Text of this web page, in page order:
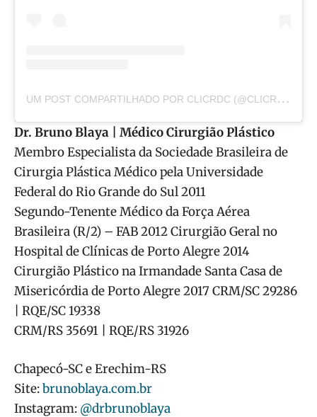
U
M POST COMPARTILHADO POR CLICRDC (@CLICRDC)
Dr. Bruno Blaya | Médico Cirurgião Plástico
Membro Especialista da Sociedade Brasileira de
Cirurgia Plástica Médico pela Universidade
Federal do Rio Grande do Sul 2011
Segundo-Tenente Médico da Força Aérea
Brasileira (R/2) – FAB 2012 Cirurgião Geral no
Hospital de Clínicas de Porto Alegre 2014
Cirurgião Plástico na Irmandade Santa Casa de
Misericórdia de Porto Alegre 2017 CRM/SC 29286
| RQE/SC 19338
CRM/RS 35691 | RQE/RS 31926
Chapecó-SC e Erechim-RS
Site:brunoblaya.com.br
Instagram: @drbrunoblaya